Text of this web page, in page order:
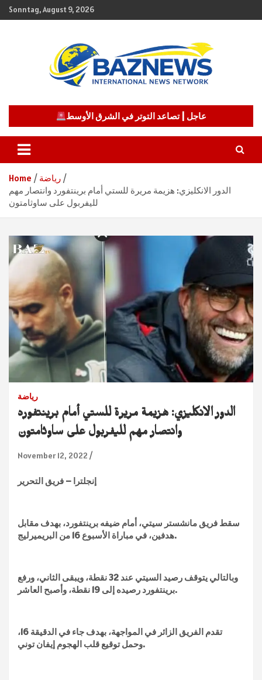
Skip
to
Sonntag, August 9, 2026
BAZNEWS
عاجل | تصاعد التوتر في الشرق الأوسط
Home
رياضة
الدور الانكليزي: هزيمة مريرة للستي أمام برينتفورد وانتصار مهم
لليفربول على ساوثامتون
رياضة
الدور الانكليزي: هزيمة مريرة للستي أمام برينتفورد
وانتصار مهم لليفربول على ساوثامتون
November 12, 2022
سقط فريق مانشستر سيتي، أمام ضيفه برينتفورد، بهدف مقابل
هدفين، في مباراة الأسبوع 16 من البريميرليج.
وبالتالي يتوقف رصيد السيتي عند 32 نقطة، ويبقى الثاني، ورفع
برينتفورد رصيده إلى 19 نقطة، وأصبح العاشر.
تقدم الفريق الزائر في المواجهة، بهدف جاء في الدقيقة 16،
وحمل توقيع قلب الهجوم إيفان توني.